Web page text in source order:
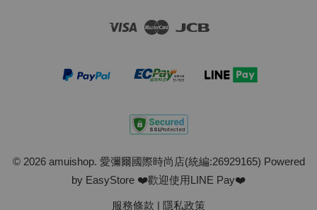
Visa Master
© 2026 amuishop. 愛彌爾國際時尚店(統編:26929165) Powered
by EasyStore ❤️歡迎使用LINE Pay❤️
服務條款 | 隱私政策